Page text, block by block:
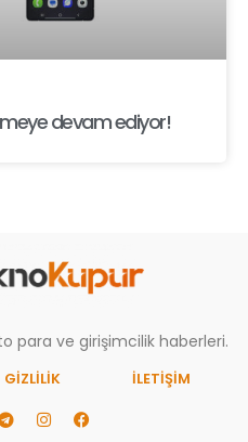
devam ediyor!
para ve girişimcilik haberleri.
GIZLILIK İLETİŞİM